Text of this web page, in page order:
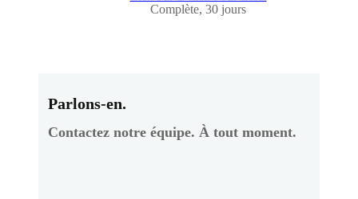
Complète, 30 jours
Parlons-en.
Contactez notre équipe. À tout moment.